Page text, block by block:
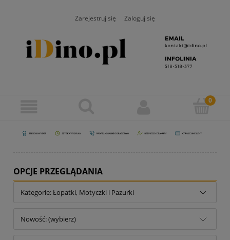
Zarejestruj się Zaloguj się
OPCJE PRZEGLĄDANIA
Kategorie: Łopatki, Motyczki i Pazurki
Nowość: (wybierz)